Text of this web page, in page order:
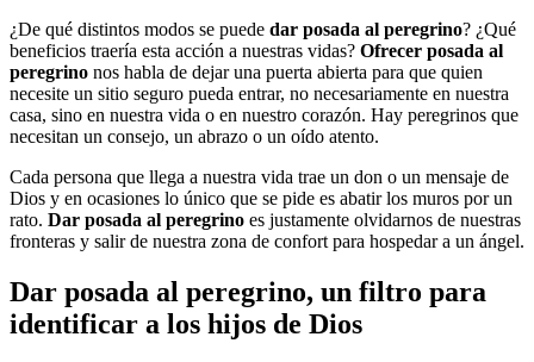
¿De qué distintos modos se puede dar posada al peregrino? ¿Qué
beneficios traería esta acción a nuestras vidas? Ofrecer posada al
peregrino nos habla de dejar una puerta abierta para que quien
necesite un sitio seguro pueda entrar, no necesariamente en nuestra
casa, sino en nuestra vida o en nuestro corazón. Hay peregrinos que
necesitan un consejo, un abrazo o un oído atento.
Cada persona que llega a nuestra vida trae un don o un mensaje de
Dios y en ocasiones lo único que se pide es abatir los muros por un
rato. Dar posada al peregrino es justamente olvidarnos de nuestras
fronteras y salir de nuestra zona de confort para hospedar a un ángel.
Dar posada al peregrino, un filtro para
identificar a los hijos de Dios